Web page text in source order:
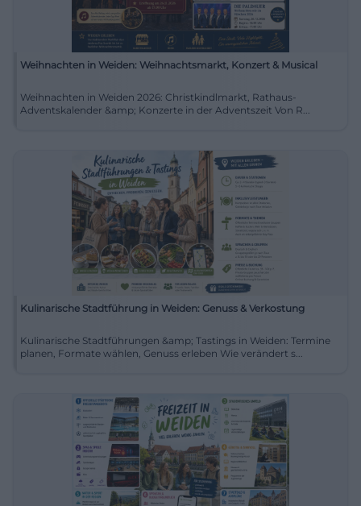
Weihnachten in Weiden: Weihnachtsmarkt, Konzert & Musical
Weihnachten in Weiden 2026: Christkindlmarkt, Rathaus-
Adventskalender &amp; Konzerte in der Adventszeit Von R...
Kulinarische Stadtführung in Weiden: Genuss & Verkostung
Kulinarische Stadtführungen &amp; Tastings in Weiden: Termine
planen, Formate wählen, Genuss erleben Wie verändert s...